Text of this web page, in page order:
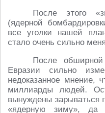
После этого
(ядерной
все уголки нашей
стало очень сильно
После
Евразии сильно
недоказанное мнение,
миллиарды людей.
вынуждены зарываться
«ядерную зиму»,